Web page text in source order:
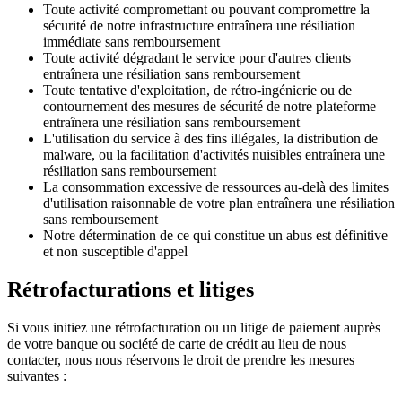
Toute activité compromettant ou pouvant compromettre la
sécurité de notre infrastructure entraînera une résiliation
immédiate sans remboursement
Toute activité dégradant le service pour d'autres clients
entraînera une résiliation sans remboursement
Toute tentative d'exploitation, de rétro-ingénierie ou de
contournement des mesures de sécurité de notre plateforme
entraînera une résiliation sans remboursement
L'utilisation du service à des fins illégales, la distribution de
malware, ou la facilitation d'activités nuisibles entraînera une
résiliation sans remboursement
La consommation excessive de ressources au-delà des limites
d'utilisation raisonnable de votre plan entraînera une résiliation
sans remboursement
Notre détermination de ce qui constitue un abus est définitive
et non susceptible d'appel
Rétrofacturations et litiges
Si vous initiez une rétrofacturation ou un litige de paiement auprès
de votre banque ou société de carte de crédit au lieu de nous
contacter, nous nous réservons le droit de prendre les mesures
suivantes :